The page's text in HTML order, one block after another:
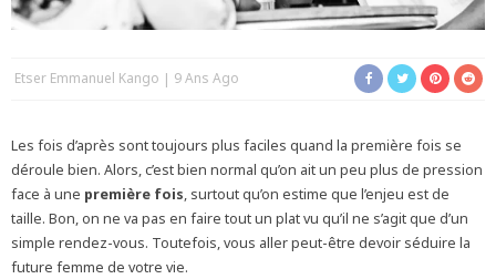
Etser Emmanuel Kango 9 Ans Ago
Les fois d’après sont toujours plus faciles quand la première fois se
déroule bien. Alors, c’est bien normal qu’on ait un peu plus de pression
face à une première fois, surtout qu’on estime que l’enjeu est de
taille. Bon, on ne va pas en faire tout un plat vu qu’il ne s’agit que d’un
simple rendez-vous. Toutefois, vous aller peut-être devoir séduire la
future femme de votre vie.